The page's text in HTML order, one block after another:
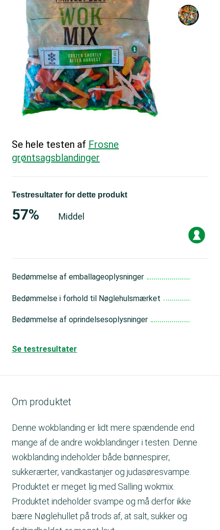
Se hele testen af Frosne
grøntsagsblandinger
Testresultater for dette produkt
57% Middel
Bedømmelse af emballageoplysninger
Bedømmelse i forhold til Nøglehulsmærket
Bedømmelse af oprindelsesoplysninger
Se testresultater
Om produktet
Denne wokblanding er lidt mere spændende end
mange af de andre wokblandinger i testen. Denne
wokblanding indeholder både bønnespirer,
sukkerærter, vandkastanjer og judasøresvampe.
Produktet er meget lig med Salling wokmix.
Produktet indeholder svampe og må derfor ikke
bære Nøglehullet på trods af, at salt, sukker og